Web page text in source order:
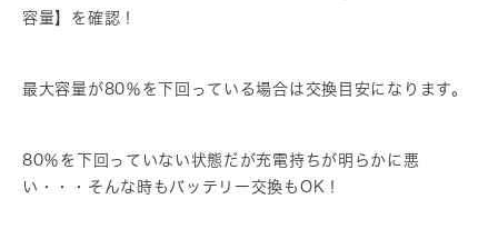
容量】を確認！
最大容量が80％を下回っている場合は交換目安になります。
80％を下回っていない状態だが充電持ちが明らかに悪
い・・・そんな時もバッテリー交換もOK！